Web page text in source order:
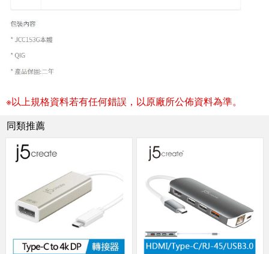
※以上規格資料若有任何錯誤，以原廠所公佈資料為準。
同類推薦